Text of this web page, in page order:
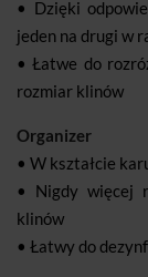
• Dzięki
jeden na drugi w
• Łatwe do
rozmiar klinów
Organizer
• W kształcie
• Nigdy więcej
klinów
• Łatwy do